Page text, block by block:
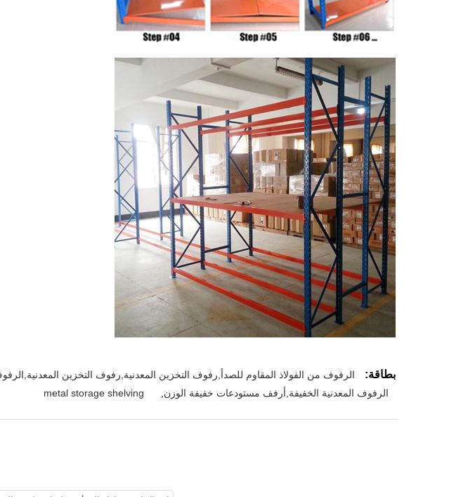
بطاقة: الرفوف من الفولاذ المقاوم للصدأ,رفوف التخزين المعدنية,رفوف التخزين
الرفوف المعدنية الخفيفة,أرفف مستودعات خفيفة الوزن
metal storage shelving